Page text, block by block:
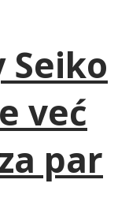
Seiko
već
par